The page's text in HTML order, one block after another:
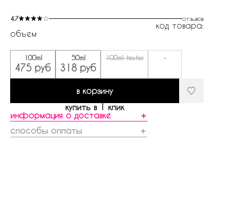
4.7 отзывов
код товара:
объем
100ml
475 руб
50ml
318 руб
100ml tester -
в корзину
купить в 1 клик
информация о доставке
＋
способы оплаты
＋